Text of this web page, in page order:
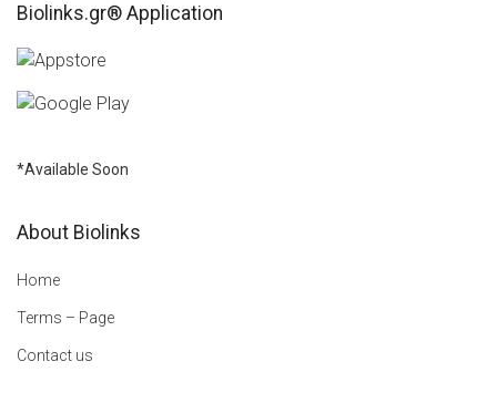
Biolinks.gr® Application
*Available Soon
About Biolinks
Home
Terms – Page
Contact us